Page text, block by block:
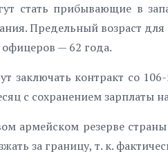
стать прибывающие в
Предельный возраст
— 62 года.
заключать контракт со
с сохранением зарплаты
армейском резерве
за границу, т. к.